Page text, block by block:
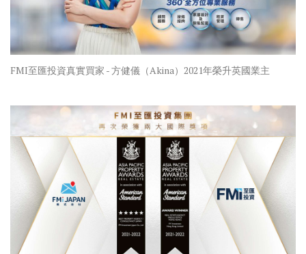
FMI至匯投資真實買家 - 方健儀（Akina）2021年榮升英國業主